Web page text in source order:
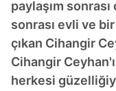
paylaşım sonrası
sonrası evli ve
çıkan Cihangir
Cihangir
herkesi